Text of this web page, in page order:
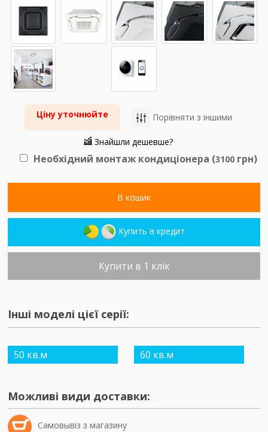
Ціну уточнюйте Порівняти з іншими
Знайшли дешевше?
Необхідний монтаж кондиціонера (3100 грн)
В кошик
Купить в кредит
Купити в 1 клік
Інші моделі цієї серії:
50 кв.м 60 кв.м
Можливі види доставки:
Самовывiз з магазину